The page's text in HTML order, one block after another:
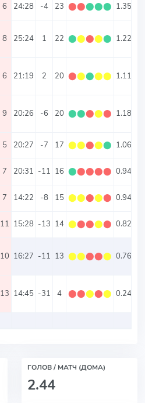
6 24:28 -4 23 ⬤⬤⬤⬤⬤ 1.35
8 25:24 1 22 ⬤⬤⬤⬤⬤ 1.22
6 21:19 2 20 ⬤⬤⬤⬤⬤ 1.11
9 20:26 -6 20 ⬤⬤⬤⬤⬤ 1.18
5 20:27 -7 17 ⬤⬤⬤⬤⬤ 1.06
7 20:31 -11 16 ⬤⬤⬤⬤⬤ 0.94
7 14:22 -8 15 ⬤⬤⬤⬤⬤ 0.94
11 15:28 -13 14 ⬤⬤⬤⬤⬤ 0.82
10 16:27 -11 13 ⬤⬤⬤⬤⬤ 0.76
13 14:45 -31 4 ⬤⬤⬤⬤⬤ 0.24
ГОЛОВ / МАТЧ (ДОМА)
2.44